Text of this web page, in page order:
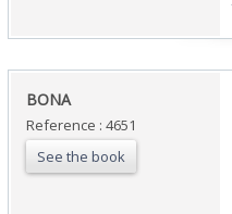
‎BONA ‎
Reference : 4651
See the book